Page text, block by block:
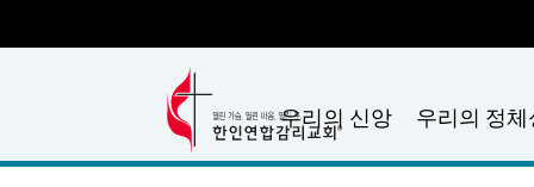
우리의 신앙 우리의 정체